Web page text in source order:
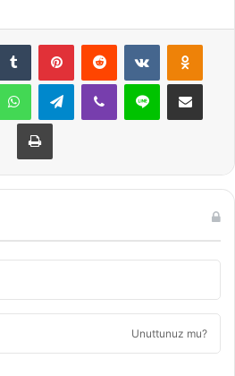
Tumblr PinterestReddit VKontakte
WhatsAppTelegramViber Line E-Posta ile
Yazdır
Unuttunuz mu?